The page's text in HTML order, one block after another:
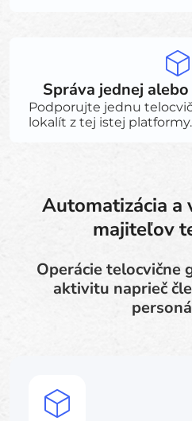
Správa jednej
Podporujte jednu
lokalít z tej istej platformy.
Automatizácia
majiteľov
Operácie telocvične
aktivitu naprieč